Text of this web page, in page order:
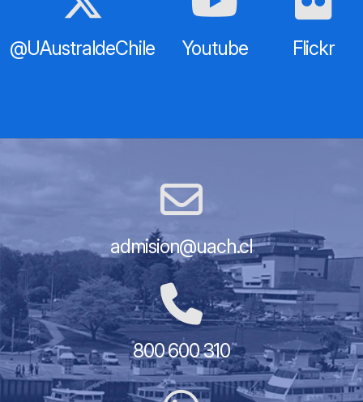
@UAustraldeChile Youtube Flickr
admision@uach.cl
800 600 310